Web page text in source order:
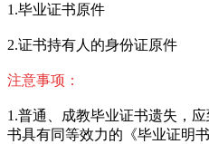
1.毕业证书原件
2.证书持有人的身份证原件
注意事项：
1.普通、成教毕业证书遗失，
书具有同等效力的《毕业证明书